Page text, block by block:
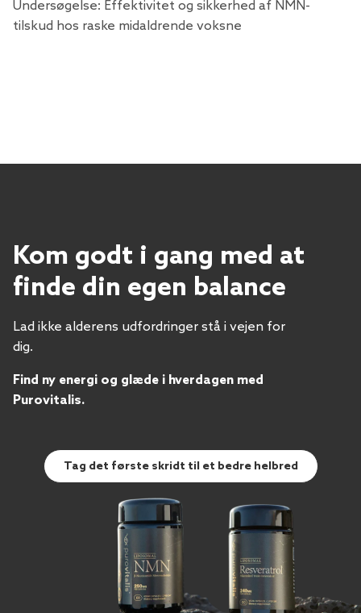
Undersøgelse: Effektivitet og sikkerhed af NMN-
tilskud hos raske midaldrende voksne
Kom godt i gang med at
finde din egen balance
Lad ikke alderens udfordringer stå i vejen for
dig.
Find ny energi og glæde i hverdagen med
Purovitalis.
Tag det første skridt til et bedre helbred